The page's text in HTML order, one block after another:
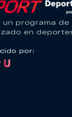
un programa de
en
por: